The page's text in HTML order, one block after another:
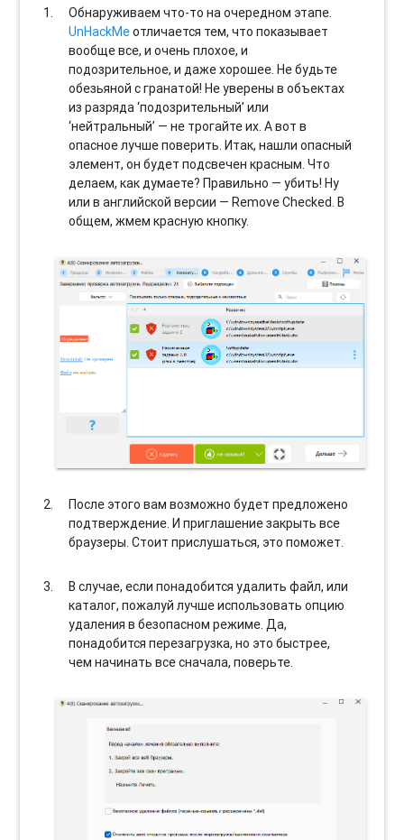
Обнаруживаем что-то на очередном этапе.
UnHackMeотличается тем, что показывает
вообще все, и очень плохое, и
подозрительное, и даже хорошее. Не будьте
обезьяной с гранатой! Не уверены в объектах
из разряда ‘подозрительный’ или
‘нейтральный’ — не трогайте их. А вот в
опасное лучше поверить. Итак, нашли опасный
элемент, он будет подсвечен красным. Что
делаем, как думаете? Правильно — убить! Ну
или в английской версии — Remove Checked. В
общем, жмем красную кнопку.
После этого вам возможно будет предложено
подтверждение. И приглашение закрыть все
браузеры. Стоит прислушаться, это поможет.
В случае, если понадобится удалить файл, или
каталог, пожалуй лучше использовать опцию
удаления в безопасном режиме. Да,
понадобится перезагрузка, но это быстрее,
чем начинать все сначала, поверьте.